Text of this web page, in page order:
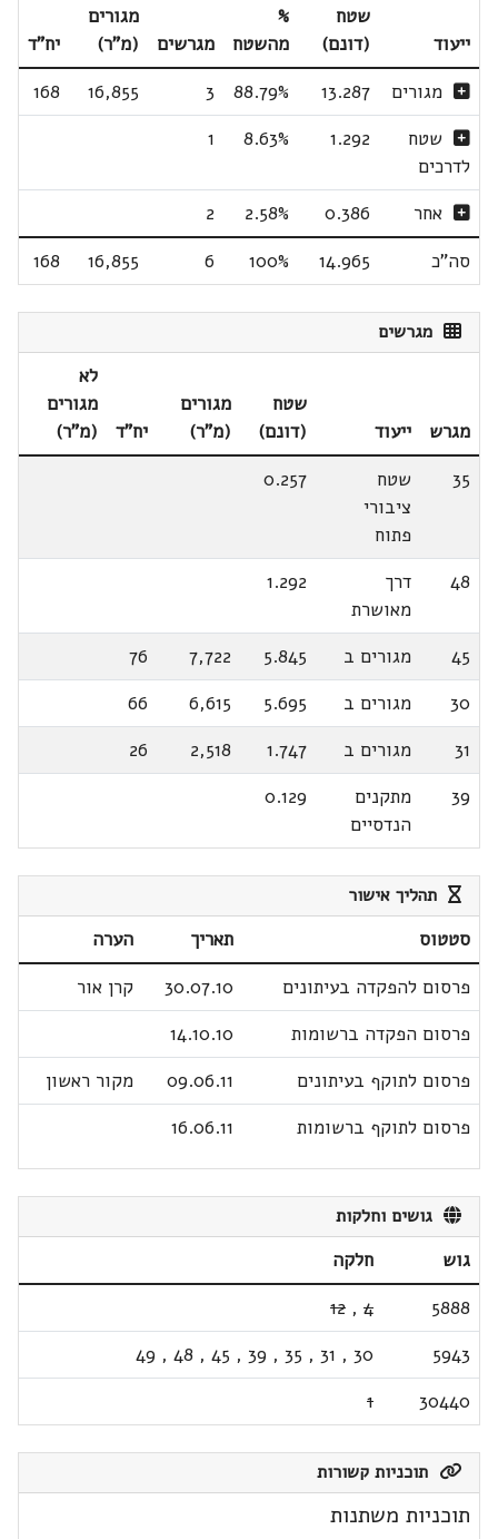
ייעוד
שטח
(דונם)
%
מהשטח
מגרשים
מגורים
(מ"ר)
יח"ד
מגורים
13.287
88.79%
3
16,855
168
שטח
לדרכים
1.292
8.63%
1
אחר 0.386
2.58%
2
סה"כ
14.965
100%
6
16,855
168
מגרשים
מגרש ייעוד
שטח
(דונם)
מגורים
(מ"ר)
יח"ד
לא
מגורים
(מ"ר)
35
שטח
ציבורי
פתוח
0.257
48
דרך
מאושרת
1.292
45 מגורים ב 5.845
7,722
76
30
מגורים ב 5.695
6,615
66
31
מגורים ב 1.747
2,518
26
39
מתקנים
הנדסיים
0.129
תהליך אישור
סטטוס תאריך
הערה
פרסום להפקדה בעיתונים
30.07.10
קרן אור
פרסום הפקדה ברשומות
14.10.10
פרסום לתוקף בעיתונים
09.06.11
מקור ראשון
פרסום לתוקף ברשומות
16.06.11
גושים וחלקות
גוש
חלקה
5888
4
,
12
5943
30
,
31
,
35
,
39
,
45
,
48
,
49
30440
1
תוכניות קשורות
תוכניות משתנות